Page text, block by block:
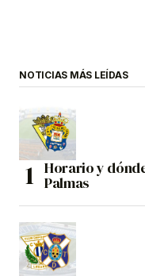
NOTICIAS MÁS LEÍDAS
Horario y
Palmas